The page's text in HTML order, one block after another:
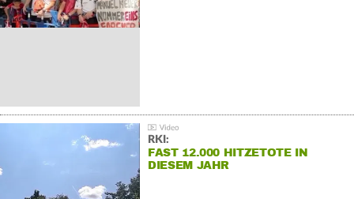
RKI:
FAST 12.000 HITZETOTE IN
DIESEM JAHR